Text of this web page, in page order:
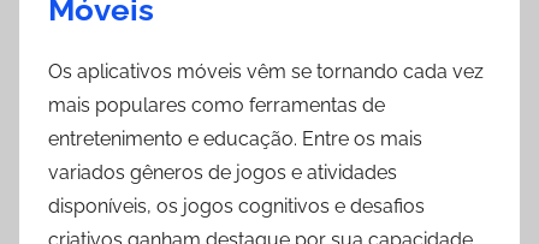
Móveis
Os aplicativos móveis vêm se tornando cada vez
mais populares como ferramentas de
entretenimento e educação. Entre os mais
variados gêneros de jogos e atividades
disponíveis, os jogos cognitivos e desafios
criativos ganham destaque por sua capacidade